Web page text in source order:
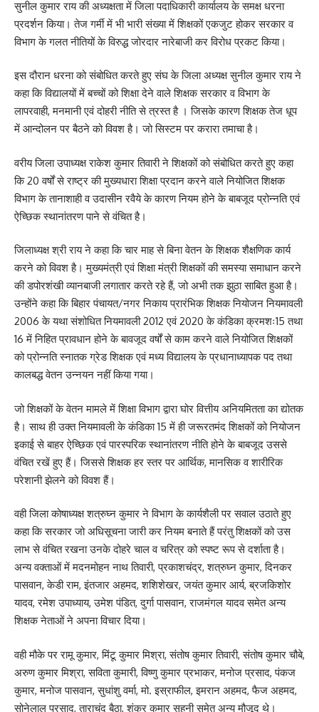
सुनील कुमार राय की अध्यक्षता में जिला पदाधिकारी कार्यालय के समक्ष धरना
प्रदर्शन किया। तेज गर्मी में भी भारी संख्या में शिक्षकों एकजुट होकर सरकार व
विभाग के गलत नीतियों के विरुद्ध जोरदार नारेबाजी कर विरोध प्रकट किया।
इस दौरान धरना को संबोधित करते हुए संघ के जिला अध्यक्ष सुनील कुमार राय ने
कहा कि विद्यालयों में बच्चों को शिक्षा देने वाले शिक्षक सरकार व विभाग के
लापरवाही, मनमानी एवं दोहरी नीति से त्रस्त है । जिसके कारण शिक्षक तेज धूप
में आन्दोलन पर बैठने को विवश है। जो सिस्टम पर करारा तमाचा है।
वरीय जिला उपाध्यक्ष राकेश कुमार तिवारी ने शिक्षकों को संबोधित करते हुए कहा
कि 20 वर्षों से राष्ट्र की मुख्यधारा शिक्षा प्रदान करने वाले नियोजित शिक्षक
विभाग के तानाशाही व उदासीन रवैये के कारण नियम होने के बाबजूद प्रोन्नति एवं
ऐच्छिक स्थानांतरण पाने से वंचित है।
जिलाध्यक्ष श्री राय ने कहा कि चार माह से बिना वेतन के शिक्षक शैक्षणिक कार्य
करने को विवश है। मुख्यमंत्री एवं शिक्षा मंत्री शिक्षकों की समस्या समाधान करने
की डपोरशंखी व्यानबाजी लगातार करते रहे हैं, जो अभी तक झुठा साबित हुआ है।
उन्होंने कहा कि बिहार पंचायत/नगर निकाय प्रारंभिक शिक्षक नियोजन नियमावली
2006 के यथा संशोधित नियमावली 2012 एवं 2020 के कंडिका क्रमशः15 तथा
16 में निहित प्रावधान होने के बावजूद वर्षों से काम करने वाले नियोजित शिक्षकों
को प्रोन्नति स्नातक ग्रेड शिक्षक एवं मध्य विद्यालय के प्रधानाध्यापक पद तथा
कालबद्ध वेतन उन्नयन नहीं किया गया।
जो शिक्षकों के वेतन मामले में शिक्षा विभाग द्वारा घोर वित्तीय अनियमितता का द्योतक
है। साथ ही उक्त नियमावली के कंडिका 15 में ही जरूरतमंद शिक्षकों को नियोजन
इकाई से बाहर ऐच्छिक एवं पारस्परिक स्थानांतरण नीति होने के बाबजूद उससे
वंचित रखें हुए हैं। जिससे शिक्षक हर स्तर पर आर्थिक, मानसिक व शारीरिक
परेशानी झेलने को विवश हैं।
वही जिला कोषाध्यक्ष शत्रुघ्न कुमार ने विभाग के कार्यशैली पर सवाल उठाते हुए
कहा कि सरकार जो अधिसूचना जारी कर नियम बनाते हैं परंतु शिक्षकों को उस
लाभ से वंचित रखना उनके दोहरे चाल व चरित्र को स्पष्ट रूप से दर्शाता है।
अन्य वक्ताओं में मदनमोहन नाथ तिवारी, प्रकाशचंद्र, शत्रुघ्न कुमार, दिनकर
पासवान, केडी राम, इंतजार अहमद, शशिशेखर, जयंत कुमार आर्य, ब्रजकिशोर
यादव, रमेश उपाध्याय, उमेश पंडित, दुर्गा पासवान, राजमंगल यादव समेत अन्य
शिक्षक नेताओं ने अपना विचार दिया।
वही मौके पर रामू कुमार, मिंटू कुमार मिश्रा, संतोष कुमार तिवारी, संतोष कुमार चौबे,
अरुण कुमार मिश्रा, सविता कुमारी, विष्णु कुमार प्रभाकर, मनोज प्रसाद, पंकज
कुमार, मनोज पासवान, सुधांशु वर्मा, मो. इस्राफील, इमरान अहमद, फैज अहमद,
सोनेलाल प्रसाद, ताराचंद बैठा, शंकर कुमार सहनी समेत अन्य मौजूद थे।